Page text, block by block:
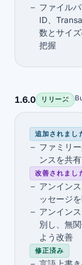
ファイル
ID、
数とサイ
把握
1.6.0 リリース
追加されまし
ファミリ
ンスを共
改善されまし
アンイン
ッセージ
アンイン
別し、無
よう改善
修正済み